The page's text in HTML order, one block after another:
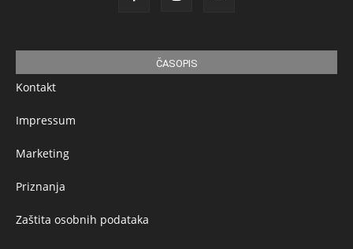
ČASOPIS
Kontakt
Impressum
Marketing
Priznanja
Zaštita osobnih podataka